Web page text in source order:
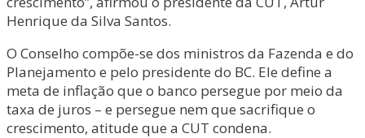
Henrique da Silva Santos.
O Conselho compõe-se dos ministros da Fazenda e do
Planejamento e pelo presidente do BC. Ele define a
meta de inflação que o banco persegue por meio da
taxa de juros – e persegue nem que sacrifique o
crescimento, atitude que a CUT condena.